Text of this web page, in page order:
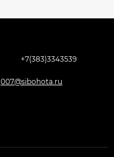
+7(383)3343539
007@sibohota.ru